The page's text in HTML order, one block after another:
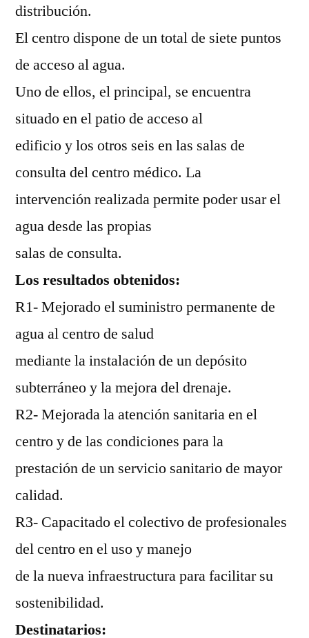
distribución.
El centro dispone de un total de siete puntos
de acceso al agua.
Uno de ellos, el principal, se encuentra
situado en el patio de acceso al
edificio y los otros seis en las salas de
consulta del centro médico. La
intervención realizada permite poder usar el
agua desde las propias
salas de consulta.
Los resultados obtenidos:
R1- Mejorado el suministro permanente de
agua al centro de salud
mediante la instalación de un depósito
subterráneo y la mejora del drenaje.
R2- Mejorada la atención sanitaria en el
centro y de las condiciones para la
prestación de un servicio sanitario de mayor
calidad.
R3- Capacitado el colectivo de profesionales
del centro en el uso y manejo
de la nueva infraestructura para facilitar su
sostenibilidad.
Destinatarios: